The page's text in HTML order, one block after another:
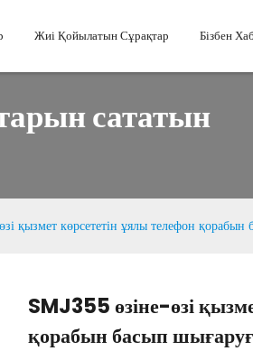
Жиі Қойылатын Сұрақтар Бізбен
сататын
қызмет көрсететін ұялы телефон қорабын
Loading...
Loading...
SMJ355 өзіне-өзі
қорабын басып